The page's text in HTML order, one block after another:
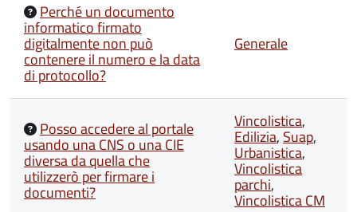
Perché un documento
informatico firmato
digitalmente non può
contenere il numero e la data
di protocollo?
Generale
Posso accedere al portale
usando una CNS o una CIE
diversa da quella che
utilizzerò per firmare i
documenti?
Vincolistica,
Edilizia, Suap,
Urbanistica,
Vincolistica
parchi,
Vincolistica CM